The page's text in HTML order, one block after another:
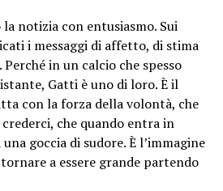
notizia con entusiasmo. Sui
i messaggi di affetto, di stima
in un calcio che spesso
Gatti è uno di loro. È il
con la forza della volontà, che
che quando entra in
goccia di sudore. È l’immagine
a essere grande partendo